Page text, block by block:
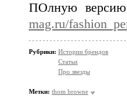
ПОлную
mag.ru/
Рубрики: Истории брендов
Статьи
Про звезды
Метки: thom browne